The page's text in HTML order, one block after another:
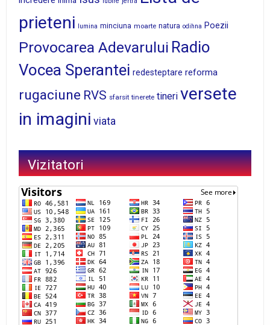
prieteni
lumina minciuna moarte natura odihna Poezii
Provocarea Adevarului Radio
Vocea Sperantei redesteptare reforma
rugaciune RVS sfarsit tinerete tineri versete
in imagini viata
Vizitatori